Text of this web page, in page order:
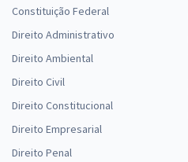
Constituição Federal
Direito Administrativo
Direito Ambiental
Direito Civil
Direito Constitucional
Direito Empresarial
Direito Penal